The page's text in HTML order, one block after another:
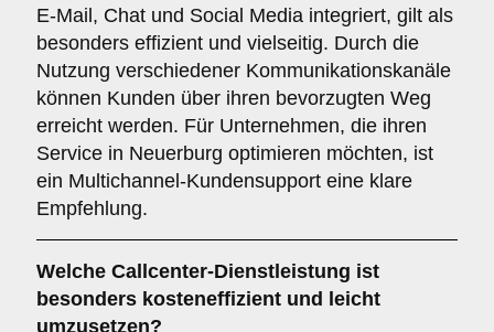
E-Mail, Chat und Social Media integriert, gilt als
besonders effizient und vielseitig. Durch die
Nutzung verschiedener Kommunikationskanäle
können Kunden über ihren bevorzugten Weg
erreicht werden. Für Unternehmen, die ihren
Service in Neuerburg optimieren möchten, ist
ein Multichannel-Kundensupport eine klare
Empfehlung.
Welche Callcenter-Dienstleistung ist
besonders kosteneffizient und leicht
umzusetzen?